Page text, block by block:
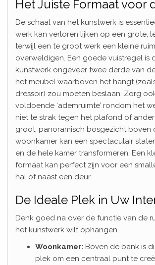
Het Juiste Formaat voor
De schaal van het kunstwerk is
werk kan verloren lijken op een grote,
terwijl een te groot werk een kleine
overweldigen. Een goede vuistregel is
kunstwerk ongeveer twee derde van
het meubel waarboven het hangt
dressoir) zou moeten beslaan. Zorg
voldoende ‘ademruimte’ rondom het
niet te strak tegen het plafond of
groot, panoramisch bosgezicht boven
woonkamer kan een spectaculair
en de hele kamer transformeren. Een
formaat kan perfect zijn voor een
hal of naast een deur.
De Ideale Plek in Uw
Denk goed na over de functie van de
het kunstwerk wilt ophangen.
Woonkamer: Boven de bank is
plek om een centraal punt te